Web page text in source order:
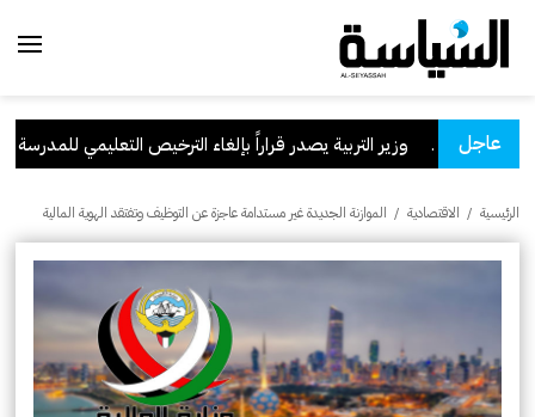
عاجل
. وزير التربية يصدر قراراً بإلغاء الترخيص التعليمي للمدرسة
الرئيسية / الاقتصادية / الموازنة الجديدة غير مستدامة عاجزة عن التوظيف وتفتقد الهوية المالية